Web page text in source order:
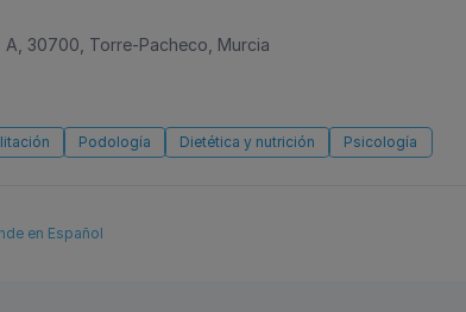
A, 30700, Torre-Pacheco, Murcia
Podología Dietética y nutrición Psicología
en Español